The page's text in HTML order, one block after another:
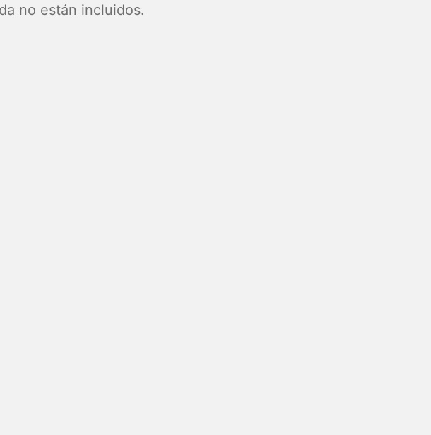
no están incluidos.